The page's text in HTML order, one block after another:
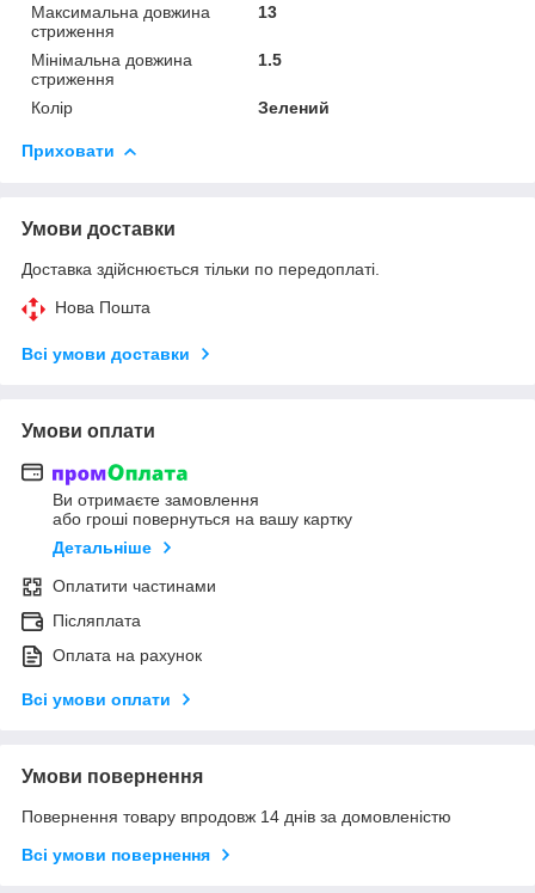
Максимальна довжина
стриження
13
Мінімальна довжина
стриження
1.5
Колір Зелений
Приховати
Умови доставки
Доставка здійснюється тільки по передоплаті.
Нова Пошта
Всі умови доставки
Умови оплати
Ви отримаєте замовлення
або гроші повернуться на вашу картку
Детальніше
Оплатити частинами
Післяплата
Оплата на рахунок
Всі умови оплати
Умови повернення
Повернення товару впродовж 14 днів за домовленістю
Всі умови повернення